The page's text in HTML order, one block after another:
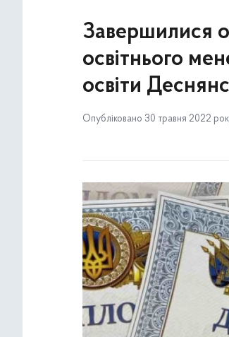
Завершилися
освітнього
освіти
Опубліковано 30 травня 2022